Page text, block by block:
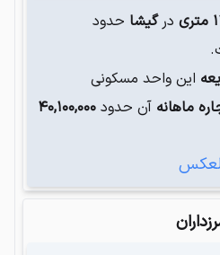
متری در گیشا حدود
این واحد مسکونی
ماهانه آن حدود ۴۰,۱۰۰,۰۰۰